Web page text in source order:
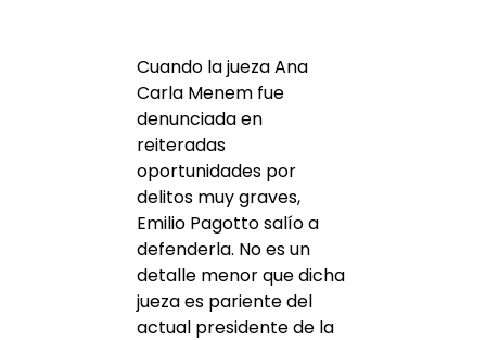
Cuando la jueza Ana
Carla Menem fue
denunciada en
reiteradas
oportunidades por
delitos muy graves,
Emilio Pagotto salío a
defenderla. No es un
detalle menor que dicha
jueza es pariente del
actual presidente de la